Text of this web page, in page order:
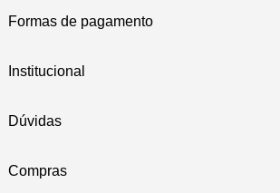
Formas de pagamento
Institucional
Dúvidas
Compras